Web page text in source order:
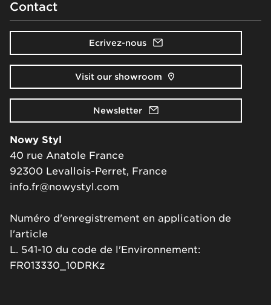
Contact
Ecrivez-nous
Visit our showroom
Newsletter
Nowy Styl
40 rue Anatole France
92300 Levallois-Perret, France
info.fr@nowystyl.com
Numéro d'enregistrement en application de
l'article
L. 541-10 du code de l'Environnement:
FR013330_10DRKz